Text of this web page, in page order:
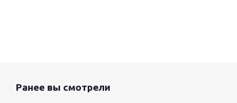
Ранее вы смотрели